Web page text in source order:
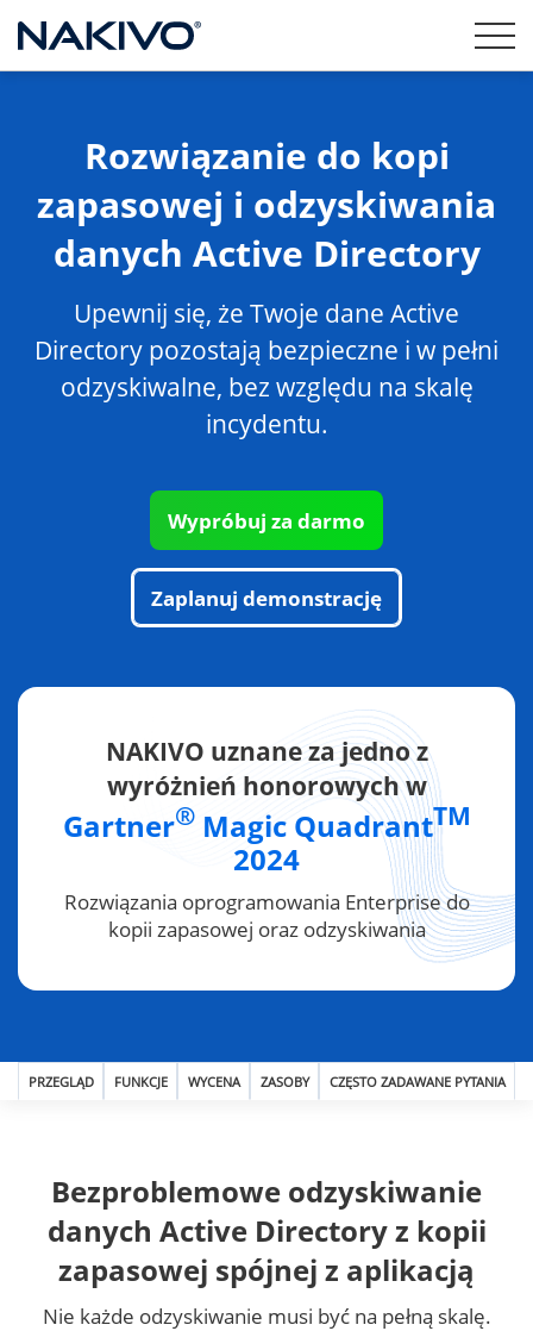
Rozwiązanie do kopi
zapasowej i odzyskiwania
danych Active Directory
Upewnij się, że Twoje dane Active
Directory pozostają bezpieczne i w pełni
odzyskiwalne, bez względu na skalę
incydentu.
Wypróbuj za darmo
Zaplanuj demonstrację
NAKIVO uznane za jedno z
wyróżnień honorowych w
Gartner®Magic QuadrantTM
2024
Rozwiązania oprogramowania Enterprise do
kopii zapasowej oraz odzyskiwania
PRZEGLĄD FUNKCJE WYCENA ZASOBY CZĘSTO ZADAWANE PYTANIA
Bezproblemowe odzyskiwanie
danych Active Directory z kopii
zapasowej spójnej z aplikacją
Nie każde odzyskiwanie musi być na pełną skalę.